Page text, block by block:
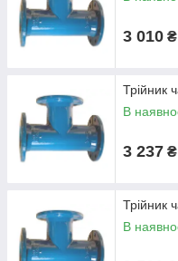
3 010 ₴
Трійник
В
3 237 ₴
Трійник
В